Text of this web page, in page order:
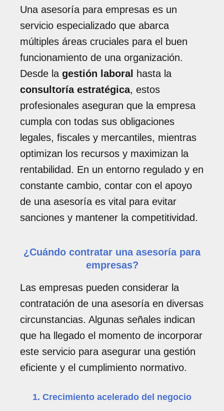
Una asesoría para empresas es un
servicio especializado que abarca
múltiples áreas cruciales para el buen
funcionamiento de una organización.
Desde la gestión laboral
hasta la
consultoría estratégica, estos
profesionales aseguran que la empresa
cumpla con todas sus obligaciones
legales, fiscales y mercantiles, mientras
optimizan los recursos y maximizan la
rentabilidad. En un entorno regulado y en
constante cambio, contar con el apoyo
de una asesoría es vital para evitar
sanciones y mantener la competitividad.
¿Cuándo contratar una asesoría para
empresas?
Las empresas pueden considerar la
contratación de una asesoría en diversas
circunstancias. Algunas señales indican
que ha llegado el momento de incorporar
este servicio para asegurar una gestión
eficiente y el cumplimiento normativo.
1. Crecimiento acelerado del negocio